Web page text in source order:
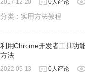
2017-12-20 0人评论
分类： 实用方法教程
利用Chrome开发者工具功
方法
2022-05-13 0人评论